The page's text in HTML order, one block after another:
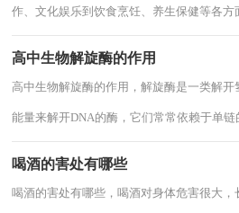
作、文化娱乐到饮食烹饪、养生保健等各
高中生物解旋酶的作用
高中生物解旋酶的作用，解旋酶是一类解开
能量来解开DNA的酶，它们常常依赖于单
喝酒的害处有哪些
喝酒的害处有哪些，喝酒对身体危害很大